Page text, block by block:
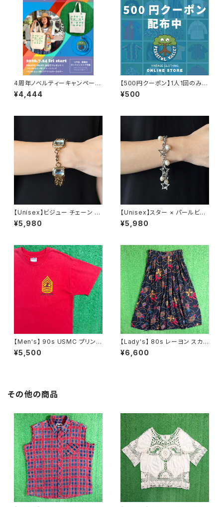
4周年ノベルティーキャンペーン
開催中！
¥4,444
【500円クーポン】1人1回のみご
利用可能！
¥500
【Unisex】ビジュー チェーン ブ
レスレット / 古着 アクセサリー
N0737
¥5,980
【Unisex】スター × パールビー
ズ チャーム チェーン ブレスレッ
ト / 古着 アクセサリー N1109
¥5,980
【Men's】 90s USMC プリント
Tシャツ / アメリカ製 USA製 9
0年代 ティーシャツ T-Shirt 古
¥5,500
【Lady's】 80s レーヨン スカ
ーフ柄 スカート / 80年代 古着
レディース 総柄 2266
¥6,600
その他の商品